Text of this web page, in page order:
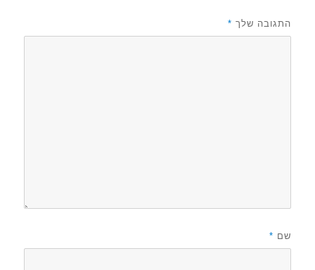
התגובה שלך *
שם *